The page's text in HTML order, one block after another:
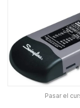
Pasar el